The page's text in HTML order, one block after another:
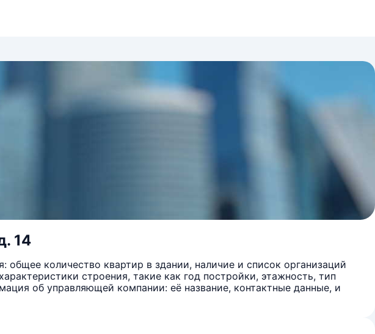
14
количество квартир в здании, наличие и список организаций
строения, такие как год постройки, этажность, тип
об управляющей компании: её название, контактные данные, и